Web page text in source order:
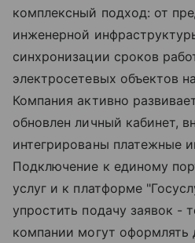
комплексный подход: от
инженерной
синхронизации сроков
электросетевых объектов
Компания активно
обновлен личный кабинет,
интегрированы платежные
Подключение к единому
услуг и к платформе
упростить подачу заявок -
компании могут оформлять